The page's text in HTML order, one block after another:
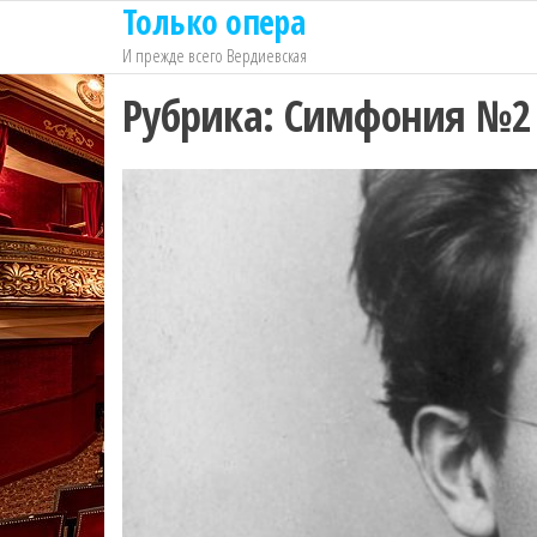
содержимому
Только опера
И прежде всего Вердиевская
Рубрика: Симфония №2